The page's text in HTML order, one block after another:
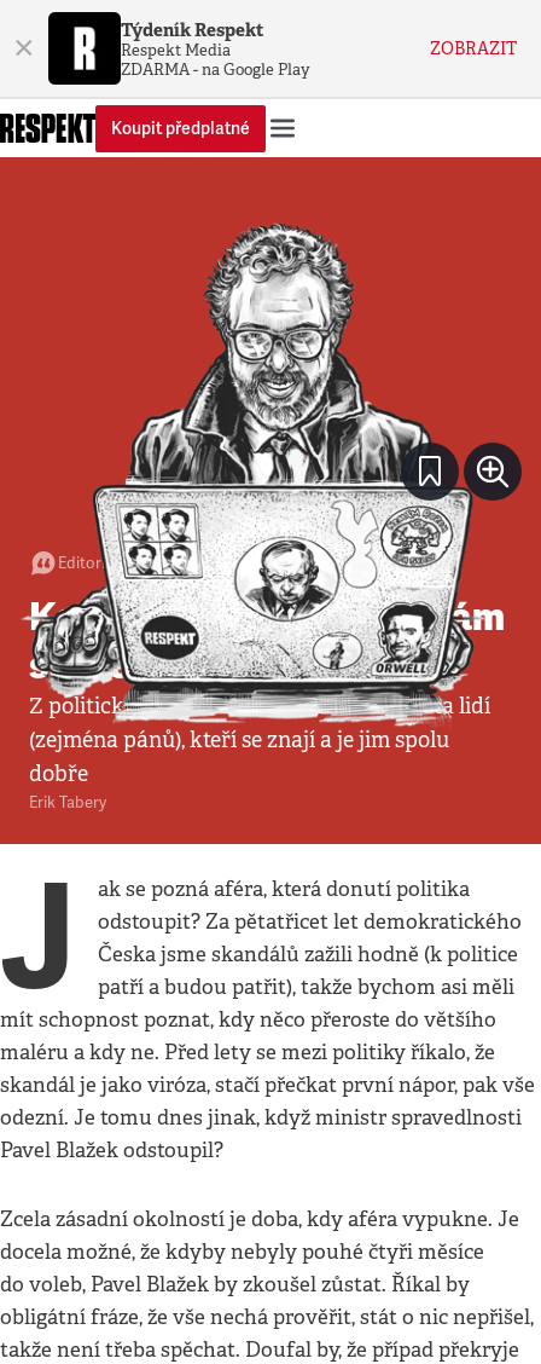
× Týdeník Respekt
Respekt Media
ZDARMA - na Google Play
ZOBRAZIT
Koupit předplatné
Editorial•8. 6. 2025• 4 minuty
Kauza Blažek: Když se vám
sečte kapitál nedůvěry
Z politických stran se stala uzavřená parta lidí
(zejména pánů), kteří se znají a je jim spolu
dobře
Erik Tabery
J
ak se pozná aféra, která donutí politika
odstoupit? Za pětatřicet let demokratického
Česka jsme skandálů zažili hodně (k politice
patří a budou patřit), takže bychom asi měli
mít schopnost poznat, kdy něco přeroste do většího
maléru a kdy ne. Před lety se mezi politiky říkalo, že
skandál je jako viróza, stačí přečkat první nápor, pak vše
odezní. Je tomu dnes jinak, když ministr spravedlnosti
Pavel Blažek odstoupil?
Zcela zásadní okolností je doba, kdy aféra vypukne. Je
docela možné, že kdyby nebyly pouhé čtyři měsíce
do voleb, Pavel Blažek by zkoušel zůstat. Říkal by
obligátní fráze, že vše nechá prověřit, stát o nic nepřišel,
takže není třeba spěchat. Doufal by, že případ překryje